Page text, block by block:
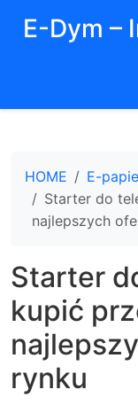
E-Dym –
HOME
E-
Starter do
najlepszych
Starter
kupić
rynku